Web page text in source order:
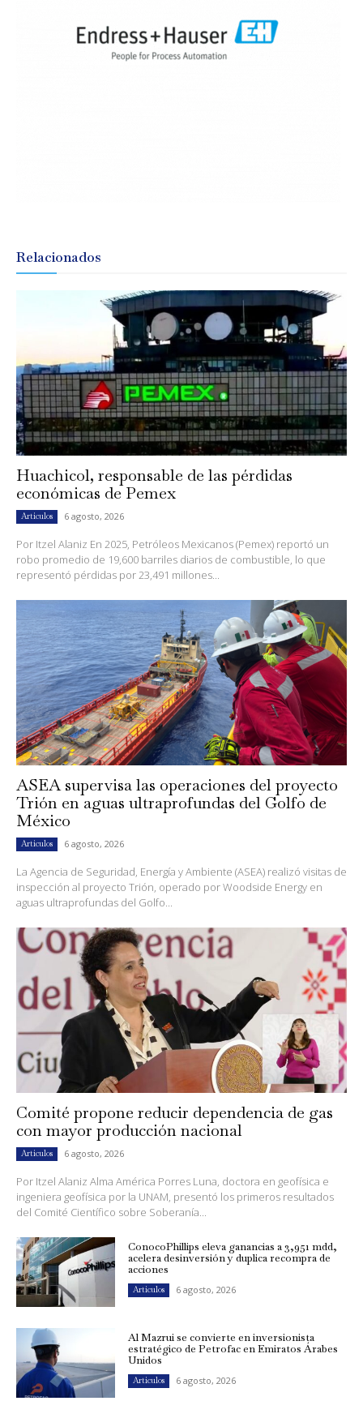
Relacionados
Huachicol, responsable de las pérdidas
económicas de Pemex
Artículos 6 agosto, 2026
Por Itzel Alaniz En 2025, Petróleos Mexicanos (Pemex) reportó un
robo promedio de 19,600 barriles diarios de combustible, lo que
representó pérdidas por 23,491 millones...
ASEA supervisa las operaciones del proyecto
Trión en aguas ultraprofundas del Golfo de
México
Artículos 6 agosto, 2026
La Agencia de Seguridad, Energía y Ambiente (ASEA) realizó visitas de
inspección al proyecto Trión, operado por Woodside Energy en
aguas ultraprofundas del Golfo...
Comité propone reducir dependencia de gas
con mayor producción nacional
Artículos 6 agosto, 2026
Por Itzel Alaniz Alma América Porres Luna, doctora en geofísica e
ingeniera geofísica por la UNAM, presentó los primeros resultados
del Comité Científico sobre Soberanía...
ConocoPhillips eleva ganancias a 3,951 mdd,
acelera desinversión y duplica recompra de
acciones
Artículos 6 agosto, 2026
Al Mazrui se convierte en inversionista
estratégico de Petrofac en Emiratos Árabes
Unidos
Artículos 6 agosto, 2026